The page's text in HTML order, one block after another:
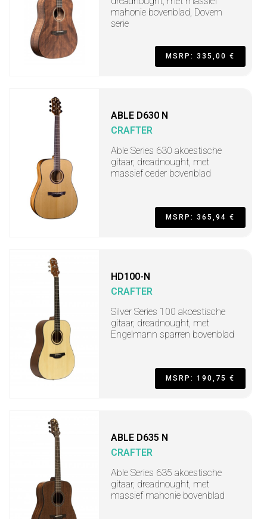
mahonie bovenblad, Dovern
serie
MSRP: 335,00 €
ABLE D630 N
CRAFTER
Able Series 630 akoestische
gitaar, dreadnought, met
massief ceder bovenblad
MSRP: 365,94 €
HD100-N
CRAFTER
Silver Series 100 akoestische
gitaar, dreadnought, met
Engelmann sparren bovenblad
MSRP: 190,75 €
ABLE D635 N
CRAFTER
Able Series 635 akoestische
gitaar, dreadnought, met
massief mahonie bovenblad